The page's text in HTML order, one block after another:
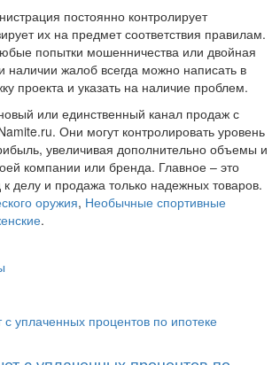
постоянно контролирует
их на предмет соответствия правилам.
попытки мошенничества или двойная
наличии жалоб всегда можно написать в
проекта и указать на наличие проблем.
или единственный канал продаж с
Они могут контролировать уровень
увеличивая дополнительно объемы и
компании или бренда. Главное – это
делу и продажа только надежных товаров.
оружия, Необычные спортивные
.